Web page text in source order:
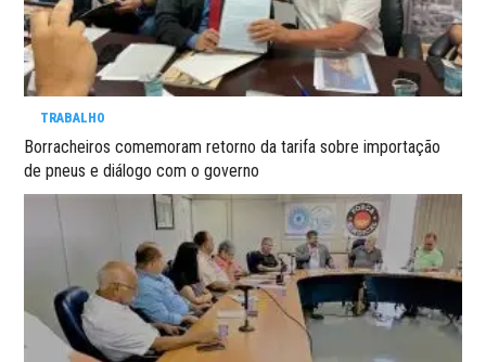
TRABALHO
Borracheiros comemoram retorno da tarifa sobre importação
de pneus e diálogo com o governo